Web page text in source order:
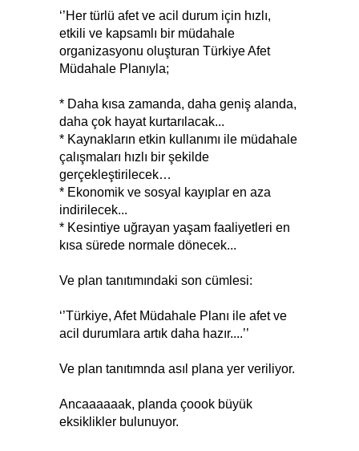
‘’Her türlü afet ve acil durum için hızlı,
etkili ve kapsamlı bir müdahale
organizasyonu oluşturan Türkiye Afet
Müdahale Planıyla;
* Daha kısa zamanda, daha geniş alanda,
daha çok hayat kurtarılacak...
* Kaynakların etkin kullanımı ile müdahale
çalışmaları hızlı bir şekilde
gerçekleştirilecek…
* Ekonomik ve sosyal kayıplar en aza
indirilecek...
* Kesintiye uğrayan yaşam faaliyetleri en
kısa sürede normale dönecek...
Ve plan tanıtımındaki son cümlesi:
‘’Türkiye, Afet Müdahale Planı ile afet ve
acil durumlara artık daha hazır....’’
Ve plan tanıtımnda asıl plana yer veriliyor.
Ancaaaaaak, planda çoook büyük
eksiklikler bulunuyor.